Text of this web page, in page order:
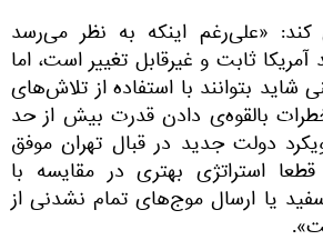
«علی‌رغم اینکه به نظر می‌رسد
ثابت و غیرقابل تغییر است، اما
شاید بتوانند با استفاده از تلاش‌های
بالقوه‌ی دادن قدرت بیش از حد
دولت جدید در قبال تهران موفق
استراتژی بهتری در مقایسه با
سفید یا ارسال موج‌های تمام نشدنی از